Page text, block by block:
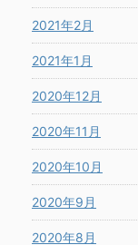
2021年2月
2021年1月
2020年12月
2020年11月
2020年10月
2020年9月
2020年8月